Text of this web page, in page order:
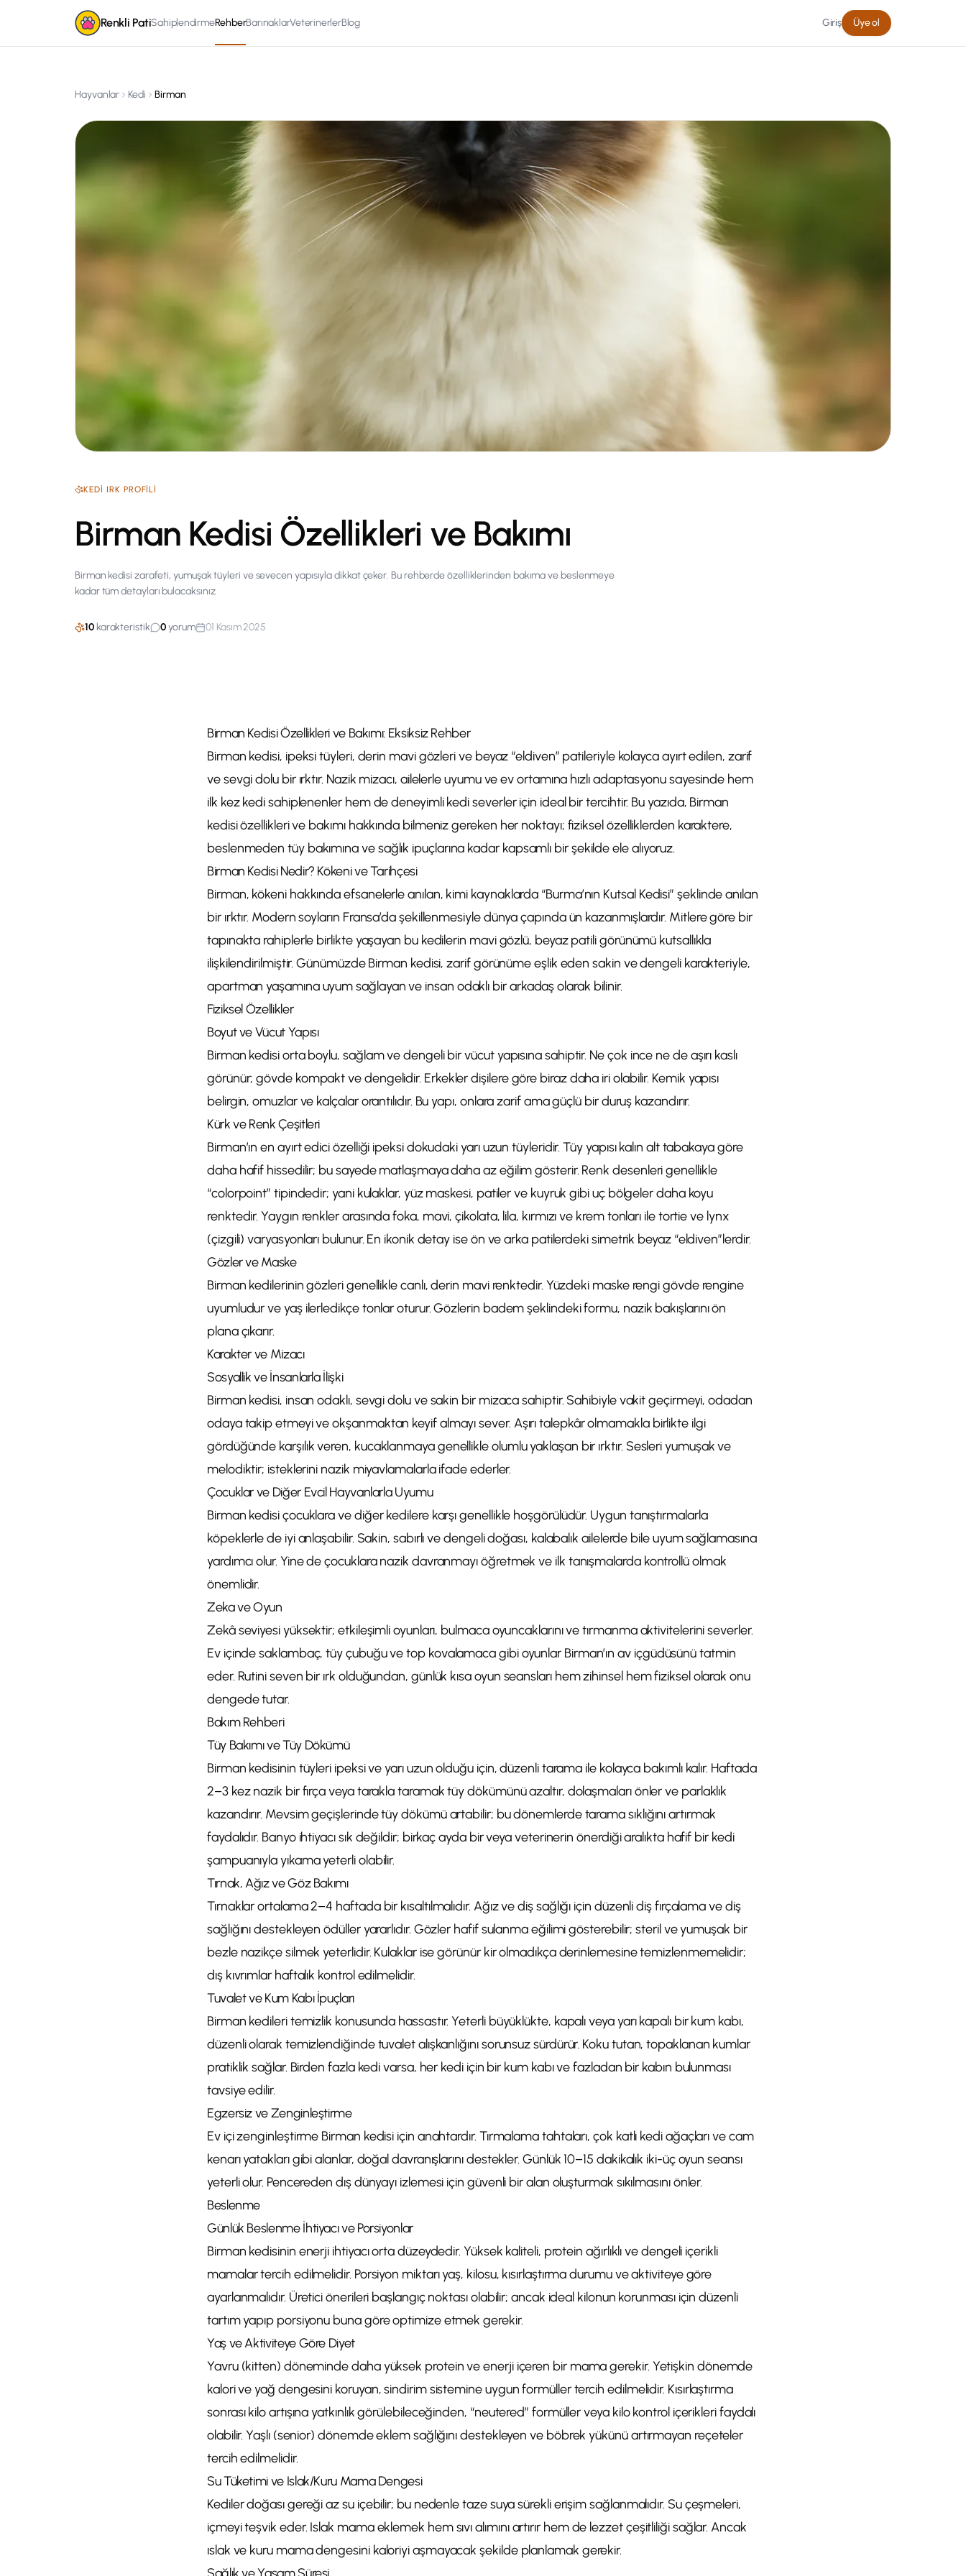
Renkli PatiSahiplendirmeRehberBarınaklarVeterinerlerBlog Giriş Üye ol
Hayvanlar Kedi Birman
KEDI IRK PROFILI
Birman Kedisi Özellikleri ve Bakımı
Birman kedisi zarafeti, yumuşak tüyleri ve sevecen yapısıyla dikkat çeker. Bu rehberde özelliklerinden bakıma ve beslenmeye
kadar tüm detayları bulacaksınız.
10 karakteristik 0yorum 01 Kasım 2025
Birman Kedisi Özellikleri ve Bakımı: Eksiksiz Rehber
Birman kedisi, ipeksi tüyleri, derin mavi gözleri ve beyaz “eldiven” patileriyle kolayca ayırt edilen, zarif
ve sevgi dolu bir ırktır. Nazik mizacı, ailelerle uyumu ve ev ortamına hızlı adaptasyonu sayesinde hem
ilk kez kedi sahiplenenler hem de deneyimli kedi severler için ideal bir tercihtir. Bu yazıda, Birman
kedisi özellikleri ve bakımı hakkında bilmeniz gereken her noktayı; fiziksel özelliklerden karaktere,
beslenmeden tüy bakımına ve sağlık ipuçlarına kadar kapsamlı bir şekilde ele alıyoruz.
Birman Kedisi Nedir? Kökeni ve Tarihçesi
Birman, kökeni hakkında efsanelerle anılan, kimi kaynaklarda “Burma’nın Kutsal Kedisi” şeklinde anılan
bir ırktır. Modern soyların Fransa’da şekillenmesiyle dünya çapında ün kazanmışlardır. Mitlere göre bir
tapınakta rahiplerle birlikte yaşayan bu kedilerin mavi gözlü, beyaz patili görünümü kutsallıkla
ilişkilendirilmiştir. Günümüzde Birman kedisi, zarif görünüme eşlik eden sakin ve dengeli karakteriyle,
apartman yaşamına uyum sağlayan ve insan odaklı bir arkadaş olarak bilinir.
Fiziksel Özellikler
Boyut ve Vücut Yapısı
Birman kedisi orta boylu, sağlam ve dengeli bir vücut yapısına sahiptir. Ne çok ince ne de aşırı kaslı
görünür; gövde kompakt ve dengelidir. Erkekler dişilere göre biraz daha iri olabilir. Kemik yapısı
belirgin, omuzlar ve kalçalar orantılıdır. Bu yapı, onlara zarif ama güçlü bir duruş kazandırır.
Kürk ve Renk Çeşitleri
Birman’ın en ayırt edici özelliği ipeksi dokudaki yarı uzun tüyleridir. Tüy yapısı kalın alt tabakaya göre
daha hafif hissedilir; bu sayede matlaşmaya daha az eğilim gösterir. Renk desenleri genellikle
“colorpoint” tipindedir; yani kulaklar, yüz maskesi, patiler ve kuyruk gibi uç bölgeler daha koyu
renktedir. Yaygın renkler arasında foka, mavi, çikolata, lila, kırmızı ve krem tonları ile tortie ve lynx
(çizgili) varyasyonları bulunur. En ikonik detay ise ön ve arka patilerdeki simetrik beyaz “eldiven”lerdir.
Gözler ve Maske
Birman kedilerinin gözleri genellikle canlı, derin mavi renktedir. Yüzdeki maske rengi gövde rengine
uyumludur ve yaş ilerledikçe tonlar oturur. Gözlerin badem şeklindeki formu, nazik bakışlarını ön
plana çıkarır.
Karakter ve Mizacı
Sosyallik ve İnsanlarla İlişki
Birman kedisi, insan odaklı, sevgi dolu ve sakin bir mizaca sahiptir. Sahibiyle vakit geçirmeyi, odadan
odaya takip etmeyi ve okşanmaktan keyif almayı sever. Aşırı talepkâr olmamakla birlikte ilgi
gördüğünde karşılık veren, kucaklanmaya genellikle olumlu yaklaşan bir ırktır. Sesleri yumuşak ve
melodiktir; isteklerini nazik miyavlamalarla ifade ederler.
Çocuklar ve Diğer Evcil Hayvanlarla Uyumu
Birman kedisi çocuklara ve diğer kedilere karşı genellikle hoşgörülüdür. Uygun tanıştırmalarla
köpeklerle de iyi anlaşabilir. Sakin, sabırlı ve dengeli doğası, kalabalık ailelerde bile uyum sağlamasına
yardımcı olur. Yine de çocuklara nazik davranmayı öğretmek ve ilk tanışmalarda kontrollü olmak
önemlidir.
Zeka ve Oyun
Zekâ seviyesi yüksektir; etkileşimli oyunları, bulmaca oyuncaklarını ve tırmanma aktivitelerini severler.
Ev içinde saklambaç, tüy çubuğu ve top kovalamaca gibi oyunlar Birman’ın av içgüdüsünü tatmin
eder. Rutini seven bir ırk olduğundan, günlük kısa oyun seansları hem zihinsel hem fiziksel olarak onu
dengede tutar.
Bakım Rehberi
Tüy Bakımı ve Tüy Dökümü
Birman kedisinin tüyleri ipeksi ve yarı uzun olduğu için, düzenli tarama ile kolayca bakımlı kalır. Haftada
2–3 kez nazik bir fırça veya tarakla taramak tüy dökümünü azaltır, dolaşmaları önler ve parlaklık
kazandırır. Mevsim geçişlerinde tüy dökümü artabilir; bu dönemlerde tarama sıklığını artırmak
faydalıdır. Banyo ihtiyacı sık değildir; birkaç ayda bir veya veterinerin önerdiği aralıkta hafif bir kedi
şampuanıyla yıkama yeterli olabilir.
Tırnak, Ağız ve Göz Bakımı
Tırnaklar ortalama 2–4 haftada bir kısaltılmalıdır. Ağız ve diş sağlığı için düzenli diş fırçalama ve diş
sağlığını destekleyen ödüller yararlıdır. Gözler hafif sulanma eğilimi gösterebilir; steril ve yumuşak bir
bezle nazikçe silmek yeterlidir. Kulaklar ise görünür kir olmadıkça derinlemesine temizlenmemelidir;
dış kıvrımlar haftalık kontrol edilmelidir.
Tuvalet ve Kum Kabı İpuçları
Birman kedileri temizlik konusunda hassastır. Yeterli büyüklükte, kapalı veya yarı kapalı bir kum kabı,
düzenli olarak temizlendiğinde tuvalet alışkanlığını sorunsuz sürdürür. Koku tutan, topaklanan kumlar
pratiklik sağlar. Birden fazla kedi varsa, her kedi için bir kum kabı ve fazladan bir kabın bulunması
tavsiye edilir.
Egzersiz ve Zenginleştirme
Ev içi zenginleştirme Birman kedisi için anahtardır. Tırmalama tahtaları, çok katlı kedi ağaçları ve cam
kenarı yatakları gibi alanlar, doğal davranışlarını destekler. Günlük 10–15 dakikalık iki-üç oyun seansı
yeterli olur. Pencereden dış dünyayı izlemesi için güvenli bir alan oluşturmak sıkılmasını önler.
Beslenme
Günlük Beslenme İhtiyacı ve Porsiyonlar
Birman kedisinin enerji ihtiyacı orta düzeydedir. Yüksek kaliteli, protein ağırlıklı ve dengeli içerikli
mamalar tercih edilmelidir. Porsiyon miktarı yaş, kilosu, kısırlaştırma durumu ve aktiviteye göre
ayarlanmalıdır. Üretici önerileri başlangıç noktası olabilir; ancak ideal kilonun korunması için düzenli
tartım yapıp porsiyonu buna göre optimize etmek gerekir.
Yaş ve Aktiviteye Göre Diyet
Yavru (kitten) döneminde daha yüksek protein ve enerji içeren bir mama gerekir. Yetişkin dönemde
kalori ve yağ dengesini koruyan, sindirim sistemine uygun formüller tercih edilmelidir. Kısırlaştırma
sonrası kilo artışına yatkınlık görülebileceğinden, “neutered” formüller veya kilo kontrol içerikleri faydalı
olabilir. Yaşlı (senior) dönemde eklem sağlığını destekleyen ve böbrek yükünü artırmayan reçeteler
tercih edilmelidir.
Su Tüketimi ve Islak/Kuru Mama Dengesi
Kediler doğası gereği az su içebilir; bu nedenle taze suya sürekli erişim sağlanmalıdır. Su çeşmeleri,
içmeyi teşvik eder. Islak mama eklemek hem sıvı alımını artırır hem de lezzet çeşitliliği sağlar. Ancak
ıslak ve kuru mama dengesini kaloriyi aşmayacak şekilde planlamak gerekir.